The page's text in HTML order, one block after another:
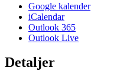
Google kalender
iCalendar
Outlook 365
Outlook Live
Detaljer